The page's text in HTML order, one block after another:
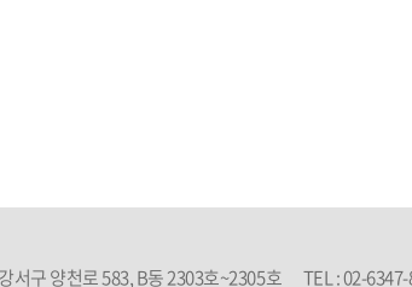
서구 양천로 583, B동 2303호~2305호 TEL : 02-